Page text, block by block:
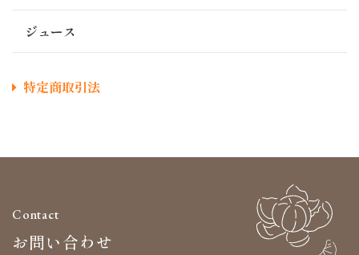
ジュース
特定商取引法
Contact
お問い合わせ